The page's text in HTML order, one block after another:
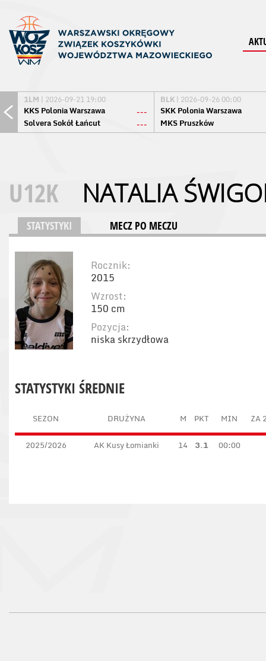
1LM | 2026-09-21 19:00
KKS Polonia Warszawa
---
Solvera Sokół Łańcut
---
BLK | 2026-09-26 00:00
SKK Polonia Warszawa
MKS Pruszków
U12K NATALIA
STATYSTYKI MECZ PO MECZU
Rocznik:
2015
Wzrost:
150 cm
Pozycja:
niska skrzydłowa
STATYSTYKI ŚREDNIE
SEZON DRUŻYNA M PKT MIN ZA
2025/2026 AK Kusy Łomianki 14 3.1 00:00